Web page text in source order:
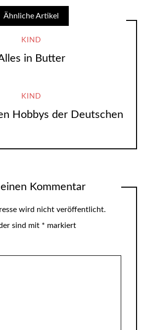
Ähnliche Artikel
KIND
in Butter
KIND
Hobbys der Deutschen
Kommentar
wird nicht veröffentlicht.
sind mit * markiert